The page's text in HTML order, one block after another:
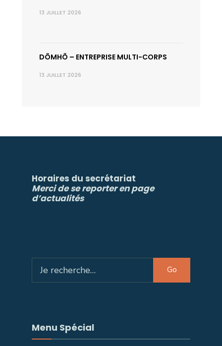
13 JUILLET 2026
DÕMHÕ – ENTREPRISE MULTI-CORPS
13 JUILLET 2026
Horaires du secrétariat
Merci de se reporter en page
d’actualités
for:
Go
Menu Spécial